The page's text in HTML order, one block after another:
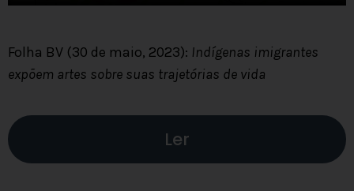
Folha BV (30 de maio, 2023): Indígenas imigrantes
expõem artes sobre suas trajetórias de vida
Ler